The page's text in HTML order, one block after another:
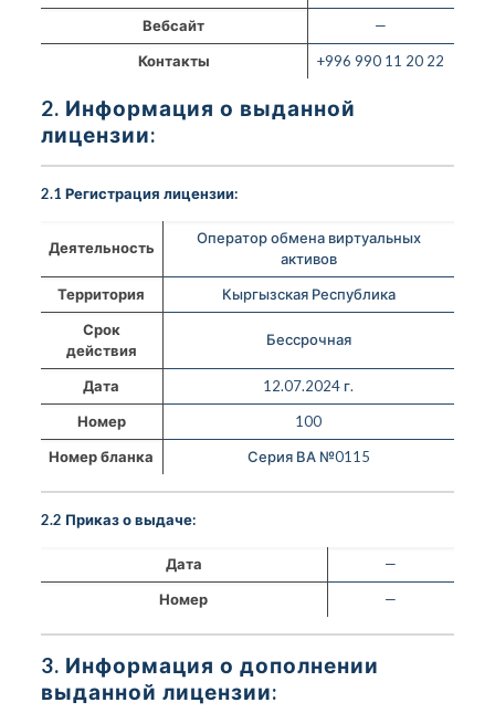
Вебсайт
—
Контакты
+996 990 11 20 22
2. Информация о выданной
лицензии:
2.1 Регистрация лицензии:
Деятельность
Оператор обмена виртуальных
активов
Территория
Кыргызская Республика
Срок
действия
Бессрочная
Дата
12.07.2024 г.
Номер
100
Номер бланка
Серия ВА №0115
2.2 Приказ о выдаче:
Дата
—
Номер
—
3. Информация о дополнении
выданной лицензии: